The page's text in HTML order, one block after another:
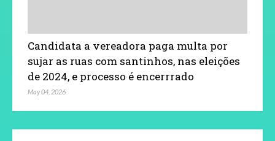
Candidata a vereadora paga multa por
sujar as ruas com santinhos, nas eleições
de 2024, e processo é encerrrado
May 04, 2026